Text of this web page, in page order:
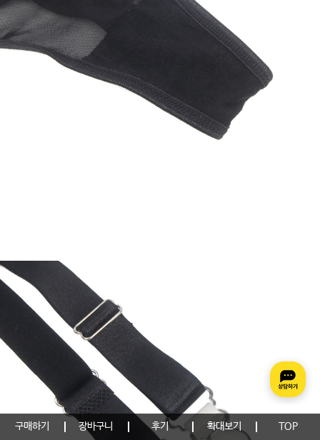
구매하기 장바구니 후기 확대보기 TOP